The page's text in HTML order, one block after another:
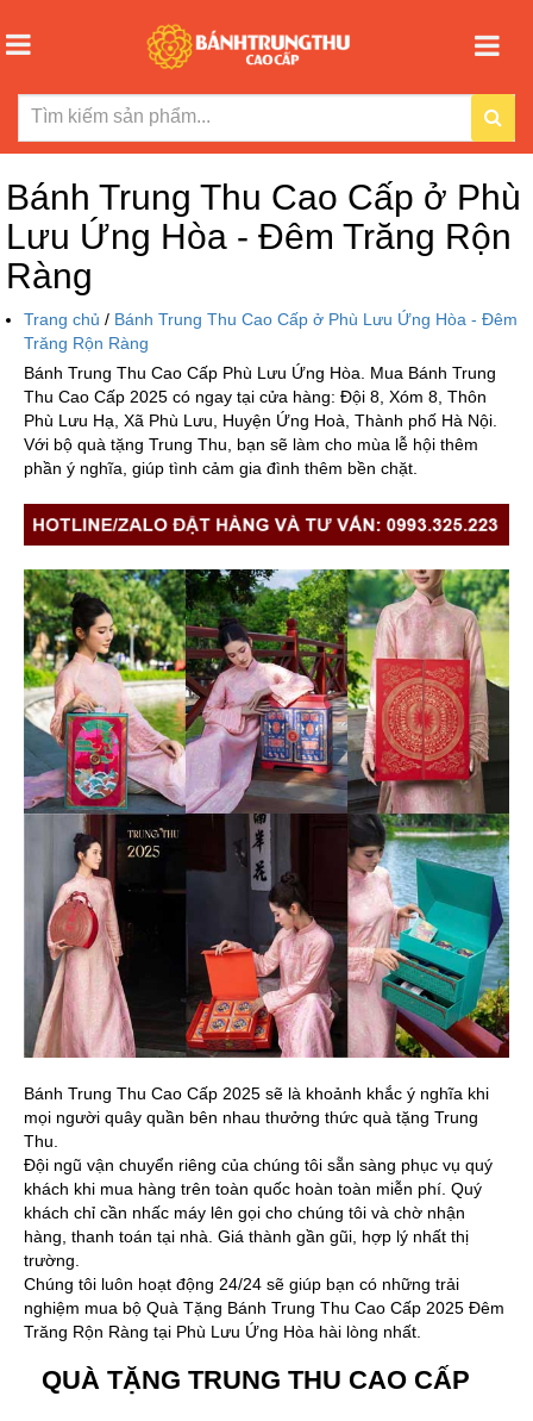
Bánh Trung Thu Cao Cấp ở Phù
Lưu Ứng Hòa - Đêm Trăng Rộn
Ràng
Trang chủ / Bánh Trung Thu Cao Cấp ở Phù Lưu Ứng Hòa - Đêm
Trăng Rộn Ràng
Bánh Trung Thu Cao Cấp Phù Lưu Ứng Hòa. Mua Bánh Trung
Thu Cao Cấp 2025 có ngay tại cửa hàng: Đội 8, Xóm 8, Thôn
Phù Lưu Hạ, Xã Phù Lưu, Huyện Ứng Hoà, Thành phố Hà Nội.
Với bộ quà tặng Trung Thu, bạn sẽ làm cho mùa lễ hội thêm
phần ý nghĩa, giúp tình cảm gia đình thêm bền chặt.
Bánh Trung Thu Cao Cấp 2025 sẽ là khoảnh khắc ý nghĩa khi
mọi người quây quần bên nhau thưởng thức quà tặng Trung
Thu.
Đội ngũ vận chuyển riêng của chúng tôi sẵn sàng phục vụ quý
khách khi mua hàng trên toàn quốc hoàn toàn miễn phí. Quý
khách chỉ cần nhấc máy lên gọi cho chúng tôi và chờ nhận
hàng, thanh toán tại nhà. Giá thành gần gũi, hợp lý nhất thị
trường.
Chúng tôi luôn hoạt động 24/24 sẽ giúp bạn có những trải
nghiệm mua bộ Quà Tặng Bánh Trung Thu Cao Cấp 2025 Đêm
Trăng Rộn Ràng tại Phù Lưu Ứng Hòa hài lòng nhất.
QUÀ TẶNG TRUNG THU CAO CẤP